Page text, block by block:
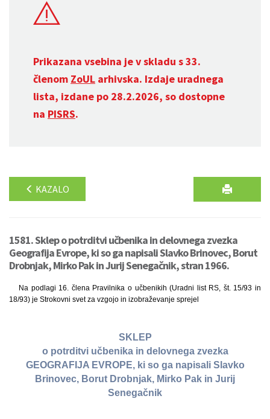
Prikazana vsebina je v skladu s 33.
členom ZoUL arhivska. Izdaje uradnega
lista, izdane po 28.2.2026, so dostopne
na PISRS.
KAZALO
1581. Sklep o potrditvi učbenika in delovnega zvezka
Geografija Evrope, ki so ga napisali Slavko Brinovec, Borut
Drobnjak, Mirko Pak in Jurij Senegačnik, stran 1966.
Na podlagi 16. člena Pravilnika o učbenikih (Uradni list RS, št. 15/93 in
18/93) je Strokovni svet za vzgojo in izobraževanje sprejel
SKLEP
o potrditvi učbenika in delovnega zvezka
GEOGRAFIJA EVROPE, ki so ga napisali Slavko
Brinovec, Borut Drobnjak, Mirko Pak in Jurij
Senegačnik